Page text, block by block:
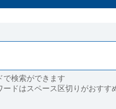
事業紹介
電源機器
保守・保全
株式・債券情報
社会
キャリア採用情報
当ウェブサイトに
で検索ができます
ードはスペース区切りがおすす